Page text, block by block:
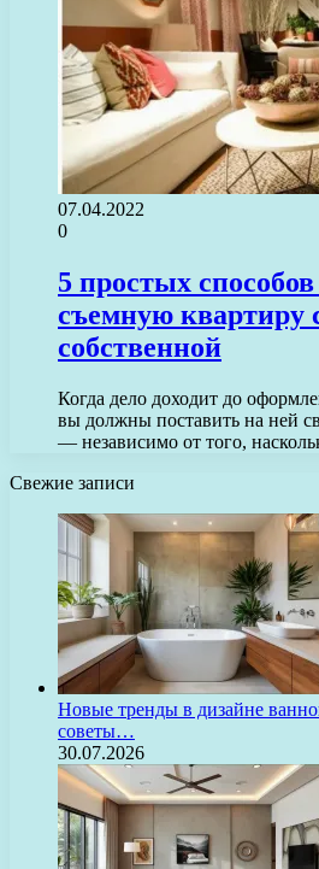
07.04.2022
0
5 простых способов
съемную квартиру
собственной
Когда дело доходит до
вы должны поставить на ней
— независимо от того,
Свежие записи
Новые тренды в дизайне
советы…
30.07.2026